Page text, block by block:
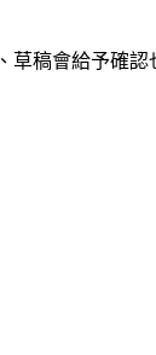
、草稿會給予確認